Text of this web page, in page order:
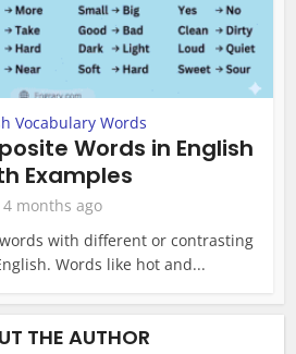
Vocabulary Words
Words in English
Examples
4 months ago
with different or contrasting
Words like hot and...
THE AUTHOR